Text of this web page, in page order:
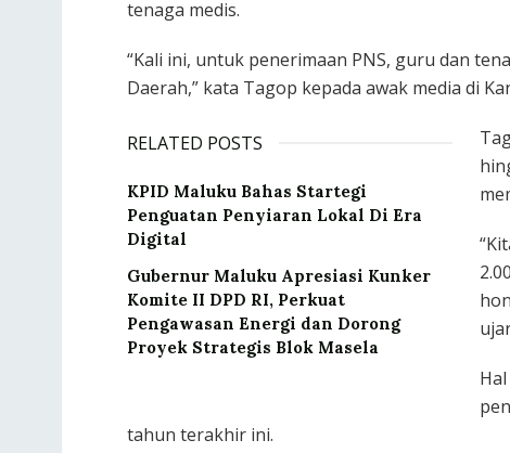
tenaga medis.
“Kali ini, untuk penerimaan PNS, guru dan
Daerah,” kata Tagop kepada awak media di
RELATED POSTS
KPID Maluku Bahas Startegi
Penguatan Penyiaran Lokal Di Era
Digital
Gubernur Maluku Apresiasi Kunker
Komite II DPD RI, Perkuat
Pengawasan Energi dan Dorong
Proyek Strategis Blok Masela
tahun terakhir ini.